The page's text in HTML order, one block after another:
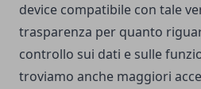
device compatibile con tale
trasparenza per quanto
controllo sui dati e sulle
troviamo anche maggiori